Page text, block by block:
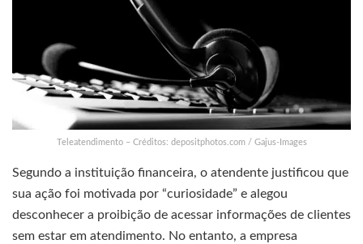
Teleatendimento – Créditos: depositphotos.com / Gajus-Images
Segundo a instituição financeira, o atendente justificou que
sua ação foi motivada por “curiosidade” e alegou
desconhecer a proibição de acessar informações de clientes
sem estar em atendimento. No entanto, a empresa